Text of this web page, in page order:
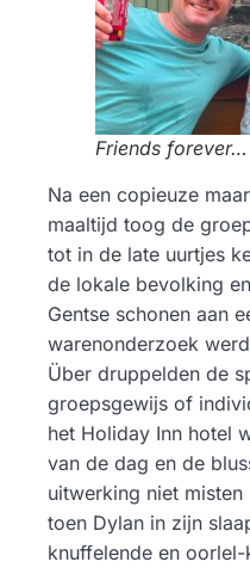
Friends forever…
Na een copieuze
maaltijd toog de
tot in de late uurtjes
de lokale bevolking
Gentse schonen aan
warenonderzoek
Über druppelden de
groepsgewijs of
het Holiday Inn hotel
van de dag en de
uitwerking niet
toen Dylan in zijn
knuffelende en